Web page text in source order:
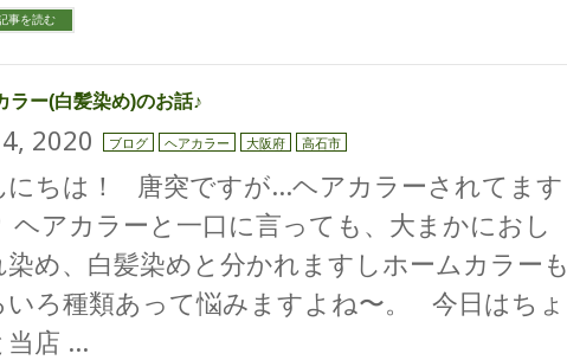
事を読む
ラー(白髪染め)のお話♪
2020 ブログ ヘアカラー 大阪府 高石市
にちは！ 唐突ですが…ヘアカラーされてます
ヘアカラーと一口に言っても、大まかにおし
染め、白髪染めと分かれますしホームカラーも
いろ種類あって悩みますよね〜。 今日はちょ
当店 …